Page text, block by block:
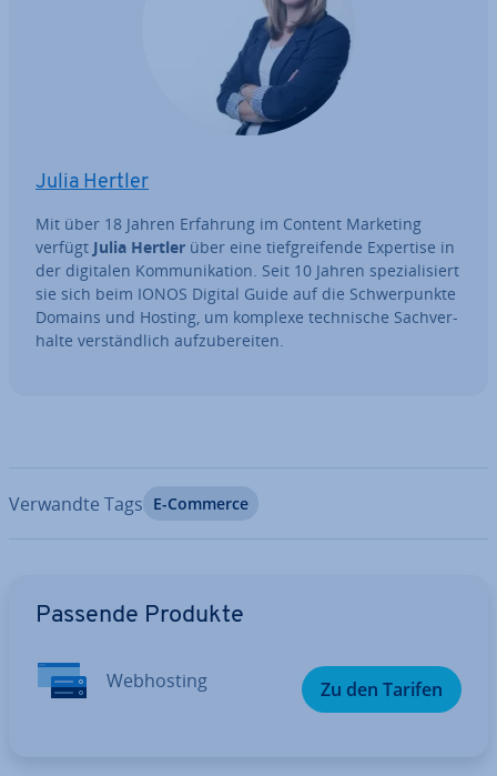
Julia Hertler
Mit über 18 Jahren Erfahrung im Content Marketing
verfügt Julia Hertler über eine tief­grei­fen­de Expertise in
der digitalen Kom­mu­ni­ka­ti­on. Seit 10 Jahren spe­zia­li­siert
sie sich beim IONOS Digital Guide auf die Schwer­punk­te
Domains und Hosting, um komplexe tech­ni­sche Sach­ver­
hal­te ver­ständ­lich auf­zu­be­rei­ten.
Verwandte Tags E-Commerce
Passende Produkte
Web­hos­ting Zu den Tarifen